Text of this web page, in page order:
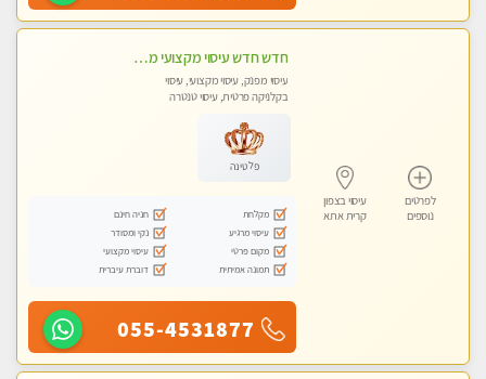
לפרטים
נוספים
עיסוי בצפון
קרית אתא
חדש חדש עיסוי מקצועי מפנק עיסוי עם אבנים חמות. מעסה עם תעודות. טיפול מרגיע משוחרר באווירה נעימה נקיה ומסודרת
עיסוי מפנק, עיסוי מקצועי, עיסוי
בקלניקה פרטית, עיסוי טנטרה
פלטינה
מקלחת
חניה חינם
עיסוי מרגיע
נקי ומסודר
מקום פרטי
עיסוי מקצועי
תמונה אמיתית
דוברת עיברית
055-4531877